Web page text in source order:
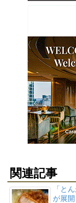
関連記事
「と
が展開